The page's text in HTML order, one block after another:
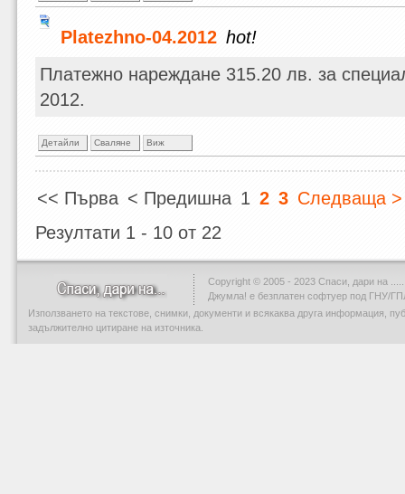
Platezhno-04.2012 hot!
Платежно нареждане 315.20 лв. за
2012.
Детайли Сваляне Виж
<< Първа < Предишна 1 2 3 Следваща >
Резултати 1 - 10 от 22
Copyright © 2005 - 2023 Спаси, дари на .....
Джумла! е безплатен софтуер под ГНУ/
Използването на текстове, снимки, документи и всякаква друга информация,
задължително цитиране на източника.